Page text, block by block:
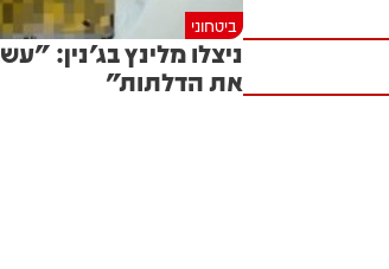
ביטחוני
ניצלו מלינץ בג'נין:
את הדלתות"